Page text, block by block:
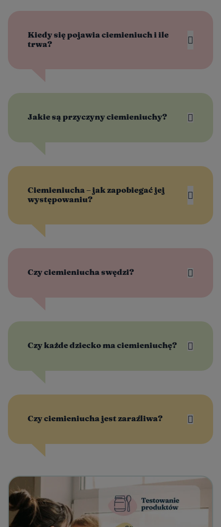
Kiedy się pojawia ciemieniuch i ile
trwa?
Jakie są przyczyny ciemieniuchy?
Ciemieniucha – jak zapobiegać jej
występowaniu?
Czy ciemieniucha swędzi?
Czy każde dziecko ma ciemieniuchę?
Czy ciemieniucha jest zaraźliwa?